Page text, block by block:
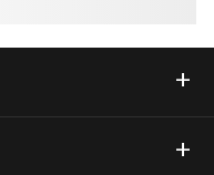
+
+